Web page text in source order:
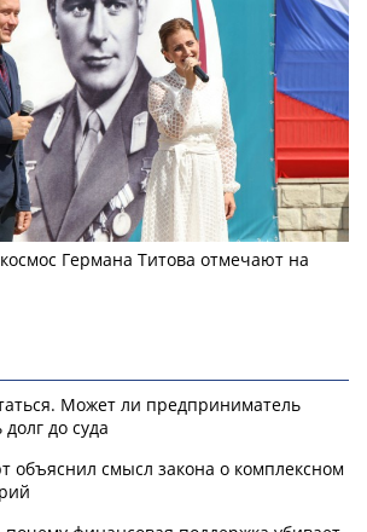
Германа Титова отмечают на
Может ли предприниматель
до суда
объяснил смысл закона о комплексном